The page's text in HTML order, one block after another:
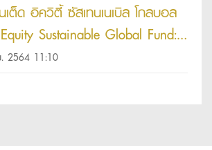
ต็ด อิควิตี้ ซัสเทนเนเบิล โกลบอล
Sustainable Global Fund:
กอบการตัดสินใจซื้อ/ขาย/สับ
. 2564 11:10